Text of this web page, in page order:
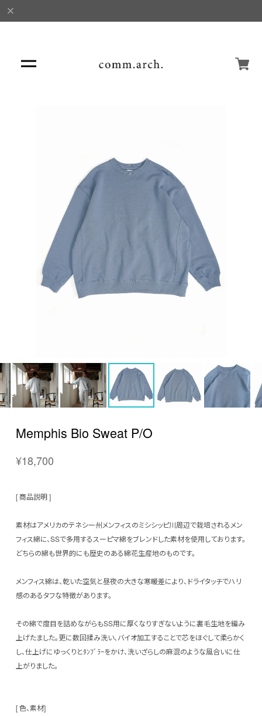
Memphis Bio Sweat P/O
¥18,700
[ 商品説明 ]
素材はアメリカのテネシー州メンフィスのミシシッピ川周辺で栽培されるメン
フィス綿に、SSで多用するスーピマ綿をブレンドした素材を使用しております。
どちらの綿も世界的にも歴史のある綿花生産地のものです。
メンフィス綿は、乾いた空気と昼夜の大きな寒暖差により、ドライタッチでハリ
感のあるタフな特徴があります。
その綿で度目を詰めながらもSS用に厚くなりすぎないように裏毛生地を編み
上げたました。更に数回揉み洗い、バイオ加工することで芯をほぐして柔らかく
し、仕上げにゆっくりとﾀﾝﾌﾞﾗｰをかけ、洗いざらしの麻混のような風合いに仕
上がりました。
[ 色、素材]